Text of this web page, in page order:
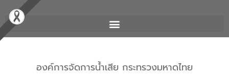
องค์การจัดการน้ำเสีย กระทรวงมหาดไทย